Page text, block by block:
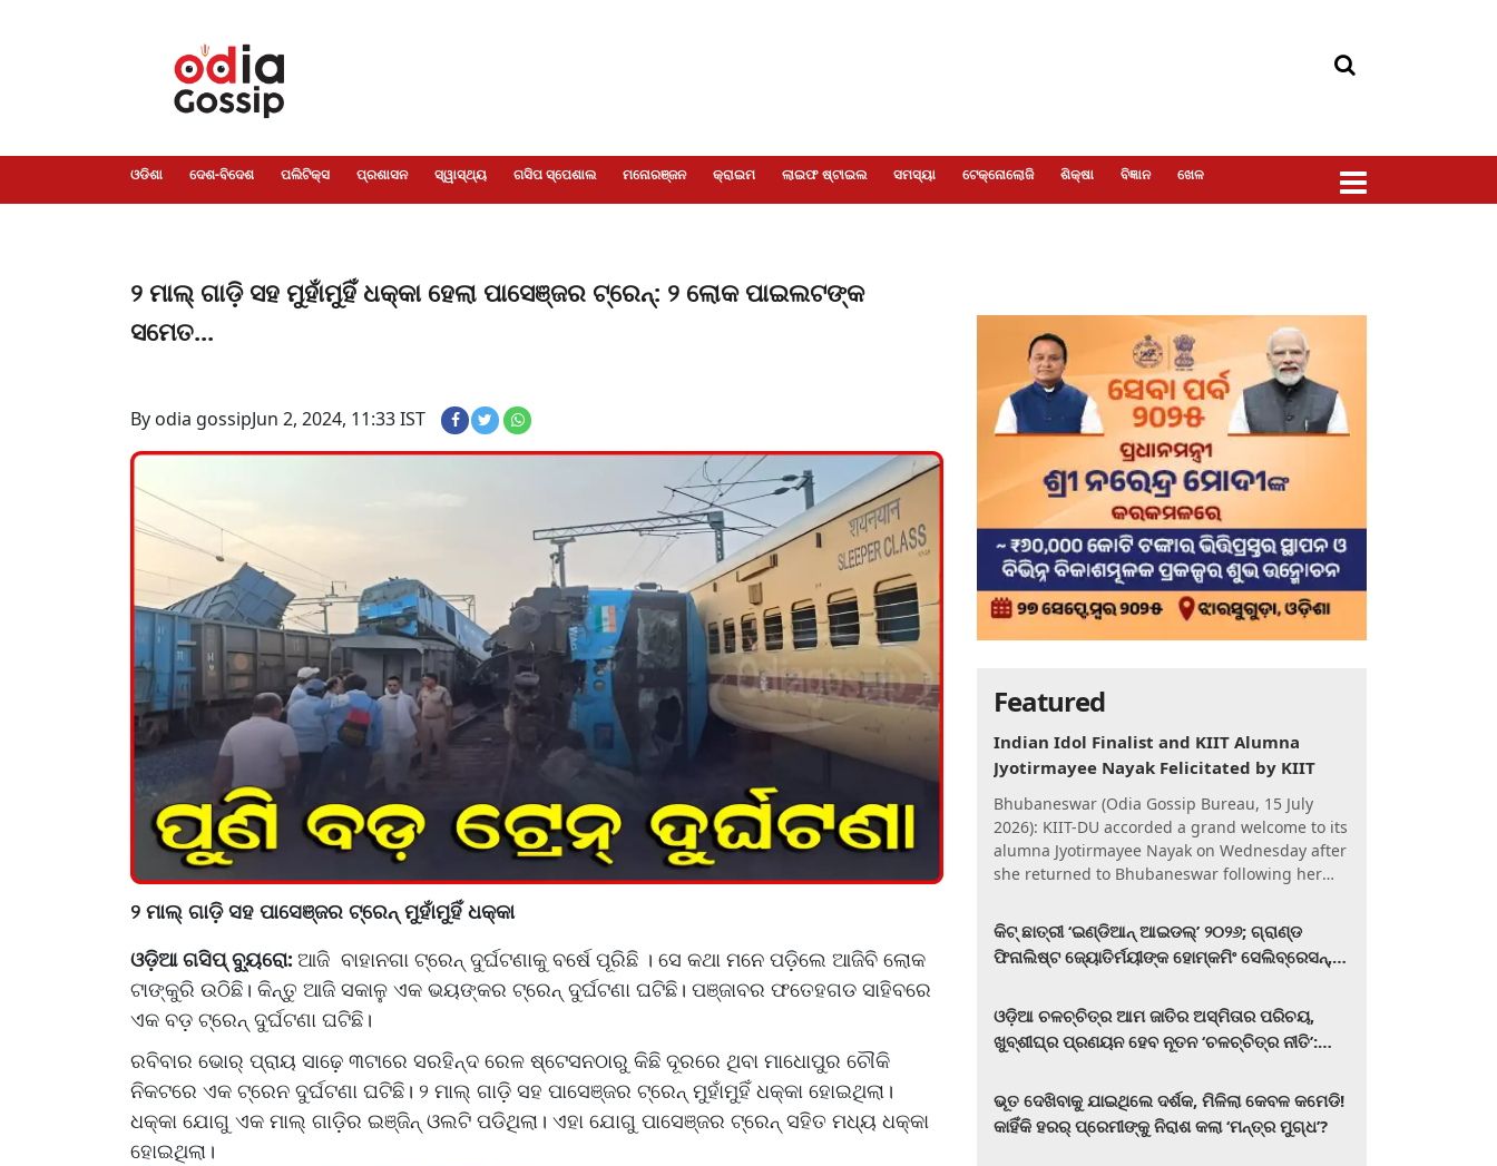
ଓଡିଶା ଦେଶ-ବିଦେଶ ପଲିଟିକ୍ସ ପ୍ରଶାସନ ସ୍ୱାସ୍ଥ୍ୟ ଗସିପ ସ୍ପେଶାଲ ମନୋରଞ୍ଜନ କ୍ରାଇମ ଲାଇଫ ଷ୍ଟାଇଲ ସମସ୍ୟା ଟେକ୍ନୋଲୋଜି ଶିକ୍ଷା ବିଜ୍ଞାନ ଖେଳ
୨ ମାଲ୍ ଗାଡ଼ି ସହ ମୁହାଁମୁହିଁ ଧକ୍କା ହେଲା ପାସେଞ୍ଜର ଟ୍ରେନ୍: ୨ ଲୋକ ପାଇଲଟଙ୍କ
ସମେତ...
By odia gossipJun 2, 2024, 11:33 IST
୨ ମାଲ୍ ଗାଡ଼ି ସହ ପାସେଞ୍ଜର ଟ୍ରେନ୍ ମୁହାଁମୁହିଁ ଧକ୍କା
ଓଡ଼ିଆ ଗସିପ୍ ବ୍ୟୁରୋ: ଆଜି ବାହାନଗା ଟ୍ରେନ୍ ଦୁର୍ଘଟଣାକୁ ବର୍ଷେ ପୂରିଛି । ସେ କଥା ମନେ ପଡି଼ଲେ ଆଜିବି ଲୋକ
ଟାଙ୍କୁରି ଉଠିଛି। କିନ୍ତୁ ଆଜି ସକାଳୁ ଏକ ଭୟଙ୍କର ଟ୍ରେନ୍ ଦୁର୍ଘଟଣା ଘଟିଛି। ପଞ୍ଜାବର ଫତେହଗଡ ସାହିବରେ
ଏକ ବଡ଼ ଟ୍ରେନ୍ ଦୁର୍ଘଟଣା ଘଟିଛି।
ରବିବାର ଭୋର୍ ପ୍ରାୟ ସାଢ଼େ ୩ଟାରେ ସରହିନ୍ଦ ରେଳ ଷ୍ଟେସନଠାରୁ କିଛି ଦୂରରେ ଥିବା ମାଧୋପୁର ଚୌକି
ନିକଟରେ ଏକ ଟ୍ରେନ ଦୁର୍ଘଟଣା ଘଟିଛି। ୨ ମାଲ୍ ଗାଡ଼ି ସହ ପାସେଞ୍ଜର ଟ୍ରେନ୍ ମୁହାଁମୁହିଁ ଧକ୍କା ହୋଇଥିଲା।
ଧକ୍କା ଯୋଗୁ ଏକ ମାଲ୍ ଗାଡ଼ିର ଇଞ୍ଜିନ୍ ଓଲଟି ପଡିଥିଲା। ଏହା ଯୋଗୁ ପାସେଞ୍ଜର ଟ୍ରେନ୍ ସହିତ ମଧ୍ୟ ଧକ୍କା
ହୋଇଥିଲା।
Featured
Indian Idol Finalist and KIIT Alumna
Jyotirmayee Nayak Felicitated by KIIT
Bhubaneswar (Odia Gossip Bureau, 15 July
2026): KIIT-DU accorded a grand welcome to its
alumna Jyotirmayee Nayak on Wednesday after
she returned to Bhubaneswar following her
କିଟ୍‍ ଛାତ୍ରୀ ‘ଇଣ୍ଡିଆନ୍ ଆଇଡଲ୍‌’ ୨୦୨୬; ଗ୍ରାଣ୍ଡ
ଫିନାଲିଷ୍ଟ ଜ୍ୟୋତିର୍ମୟୀଙ୍କ ହୋମ୍‍କମିଂ ସେଲିବ୍ରେସନ୍‍,
ଓଡ଼ିଆ ଚଳଚ୍ଚିତ୍ର ଆମ ଜାତିର ଅସ୍ମିତାର ପରିଚୟ,
ଖୁବ୍‌ଶୀଘ୍ର ପ୍ରଣୟନ ହେବ ନୂତନ ‘ଚଳଚ୍ଚିତ୍ର ନୀତି’:
ଭୂତ ଦେଖିବାକୁ ଯାଇଥିଲେ ଦର୍ଶକ, ମିଳିଲା କେବଳ କମେଡି!
କାହିଁକି ହରର୍‌ ପ୍ରେମୀଙ୍କୁ ନିରାଶ କଲା ‘ମନ୍ତ୍ର ମୁଗ୍ଧ’?